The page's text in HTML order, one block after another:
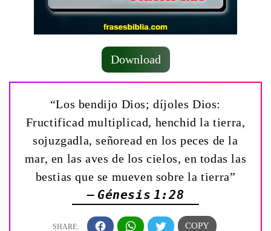
Download
“Los bendijo Dios; díjoles Dios:
Fructificad multiplicad, henchid la tierra,
sojuzgadla, señoread en los peces de la
mar, en las aves de los cielos, en todas las
bestias que se mueven sobre la tierra”
— Génesis 1:28